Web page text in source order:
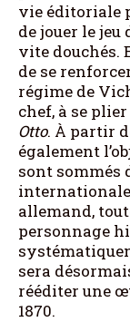
vie éditoriale
de jouer le
vite douchés.
de se
régime de
chef, à se
Otto. À partir
également
sont sommés
allemand,
personnage
sera
rééditer une
1870.